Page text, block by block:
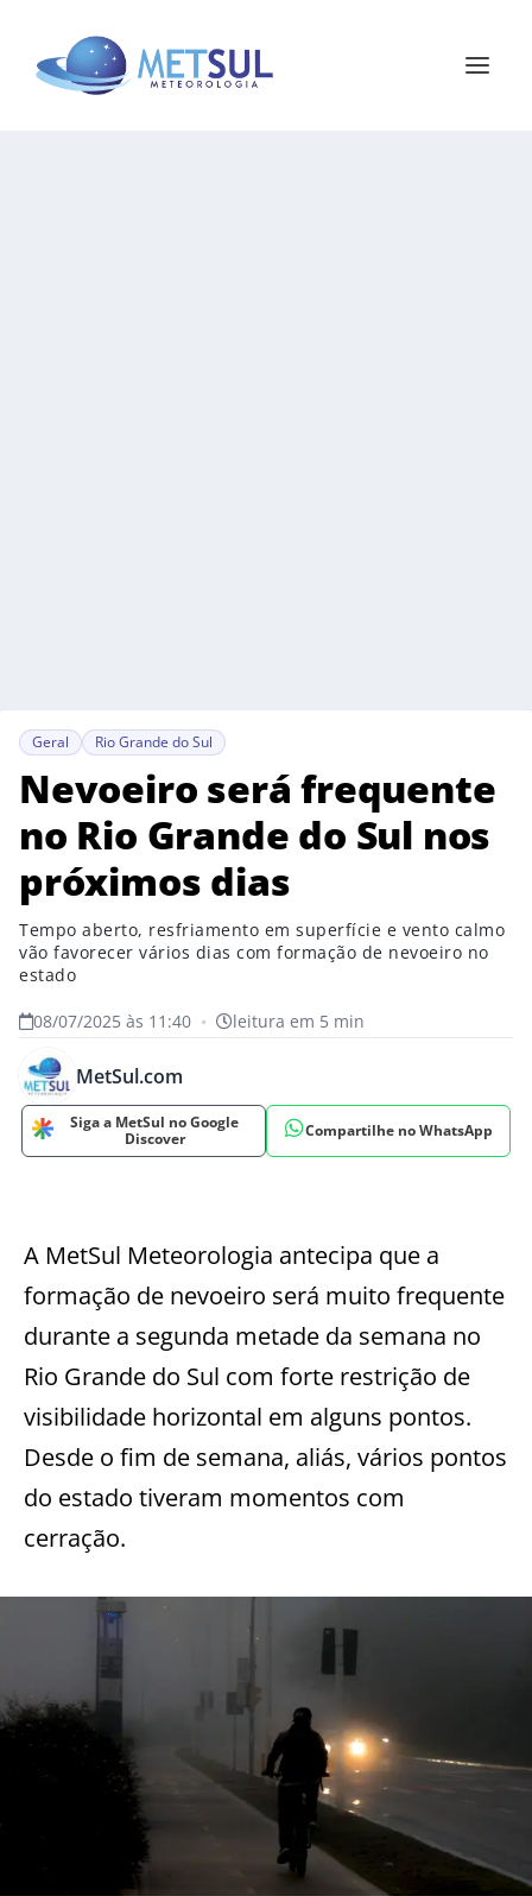
Geral Rio Grande do Sul
Nevoeiro será frequente
no Rio Grande do Sul nos
próximos dias
Tempo aberto, resfriamento em superfície e vento calmo
vão favorecer vários dias com formação de nevoeiro no
estado
08/07/2025 às 11:40 • leitura em 5 min
MetSul.com
Siga a MetSul no Google
Discover
Compartilhe no WhatsApp
A MetSul Meteorologia antecipa que a
formação de nevoeiro será muito frequente
durante a segunda metade da semana no
Rio Grande do Sul com forte restrição de
visibilidade horizontal em alguns pontos.
Desde o fim de semana, aliás, vários pontos
do estado tiveram momentos com
cerração.